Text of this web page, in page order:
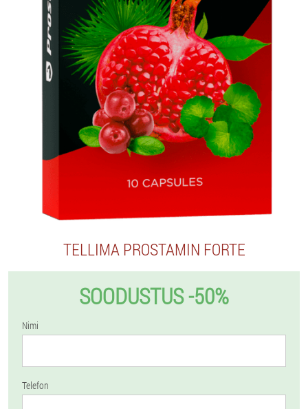
TELLIMA PROSTAMIN FORTE
SOODUSTUS -50%
Nimi
Telefon